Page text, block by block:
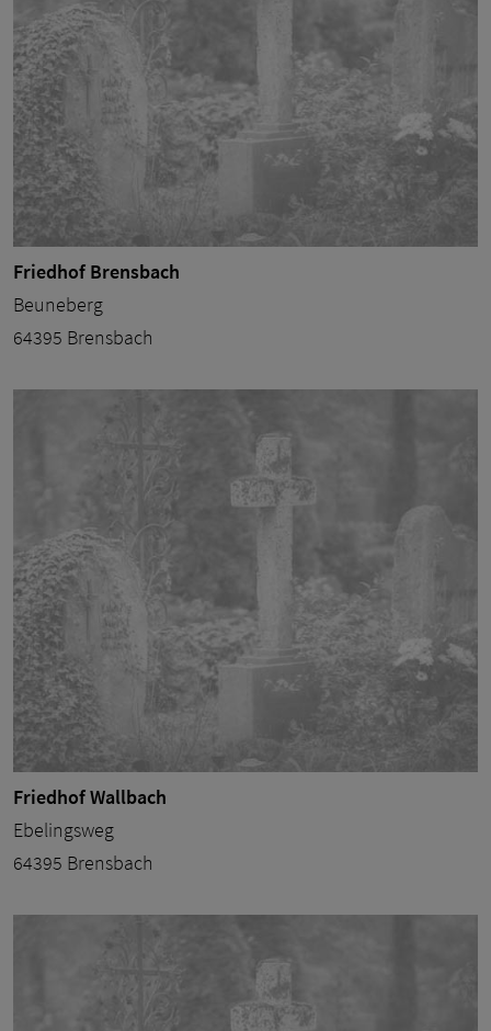
Friedhof Brensbach
Beuneberg
64395 Brensbach
Friedhof Wallbach
Ebelingsweg
64395 Brensbach